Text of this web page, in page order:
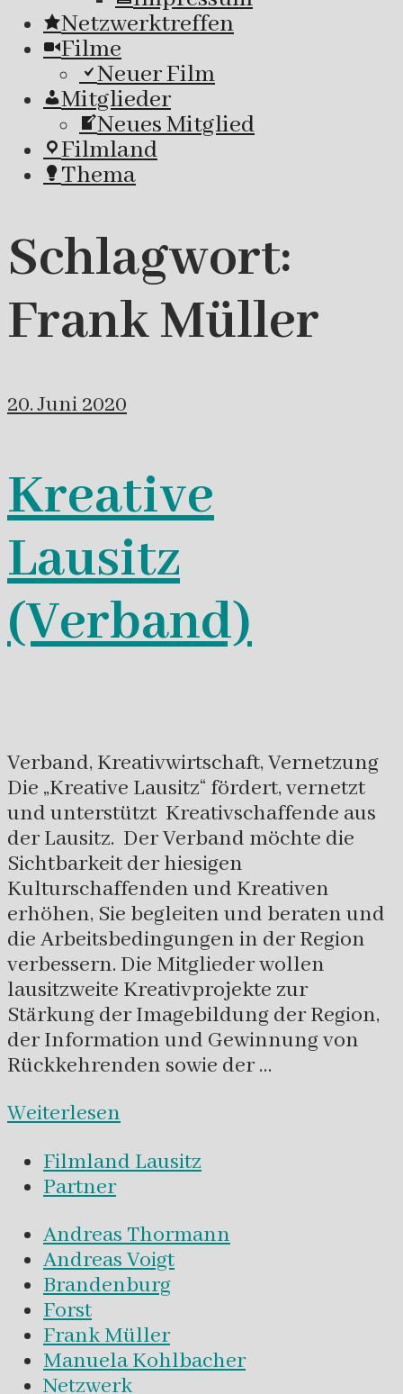
Netzwerktreffen
Filme
Neuer Film
Mitglieder
Neues Mitglied
Filmland
Thema
Schlagwort:
Frank Müller
20. Juni 2020
Kreative
Lausitz
(Verband)
Verband, Kreativwirtschaft, Vernetzung
Die „Kreative Lausitz“ fördert, vernetzt
und unterstützt Kreativschaffende aus
der Lausitz. Der Verband möchte die
Sichtbarkeit der hiesigen
Kulturschaffenden und Kreativen
erhöhen, Sie begleiten und beraten und
die Arbeitsbedingungen in der Region
verbessern. Die Mitglieder wollen
lausitzweite Kreativprojekte zur
Stärkung der Imagebildung der Region,
der Information und Gewinnung von
Rückkehrenden sowie der …
Weiterlesen
Filmland Lausitz
Partner
Andreas Thormann
Andreas Voigt
Brandenburg
Forst
Frank Müller
Manuela Kohlbacher
Netzwerk